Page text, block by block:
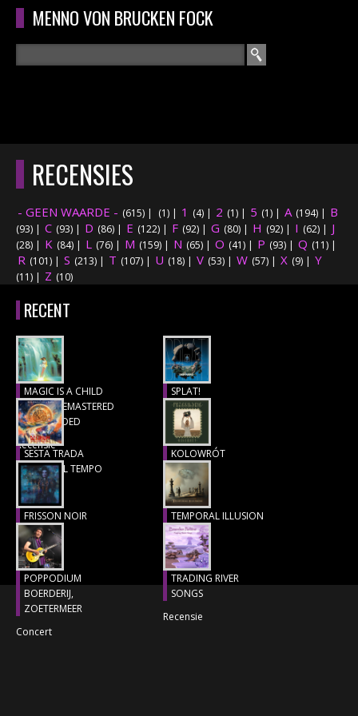
Overslaan en naar de algemene inhoud gaan
MENNO VON BRUCKEN FOCK
ZOEKVELD
HOOFDMENU HOME
RECENSIES
INTERVIEWS
CONCERTFOTO'S
CONCERTBEZOEK
LINKS
RECENSIES
- GEEN WAARDE - (615) | (1) | 1 (4) | 2 (1) | 5 (1) | A (194) | B
(93) | C (93) | D (86) | E (122) | F (92) | G (80) | H (92) | I (62) | J
(28) | K (84) | L (76) | M (159) | N (65) | O (41) | P (93) | Q (11) |
R (101) | S (213) | T (107) | U (18) | V (53) | W (57) | X (9) | Y
(11) | Z (10)
RECENT
MAGIC IS A CHILD
(1977), REMASTERED
& EXTENDED
Recensie
SPLAT!
Recensie
SESTA TRADA
LUNGO IL TEMPO
Recensie
KOLOWRÓT
Recensie
FRISSON NOIR
Recensie
TEMPORAL ILLUSION
Recensie
POPPODIUM
BOERDERIJ,
ZOETERMEER
Concert
TRADING RIVER
SONGS
Recensie